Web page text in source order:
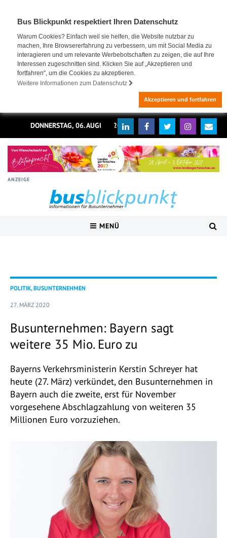
Bus Blickpunkt respektiert Ihren Datenschutz
Warum Cookies? Einfach weil sie helfen, die Website nutzbar zu
machen, Ihre Browsererfahrung zu verbessern, um mit Social Media zu
interagieren und um relevante Werbebotschaften zu zeigen, die auf Ihre
Interessen zugeschnitten sind. Klicken Sie auf „Akzeptieren und
fortfahren", um die Cookies zu akzeptieren.
Weitere Informationen zum Datenschutz
Akzeptieren und fortfahren
DONNERSTAG, 06. AUGUST 2026
ANZEIGE
MENÜ
POLITIK, BUSUNTERNEHMEN
27. MÄRZ 2020
Busunternehmen: Bayern sagt
weitere 35 Mio. Euro zu
Bayerns Verkehrsministerin Kerstin Schreyer hat
heute (27. März) verkündet, den Busunternehmen in
Bayern auch die zweite, erst für November
vorgesehene Abschlagzahlung von weiteren 35
Millionen Euro vorzuziehen.